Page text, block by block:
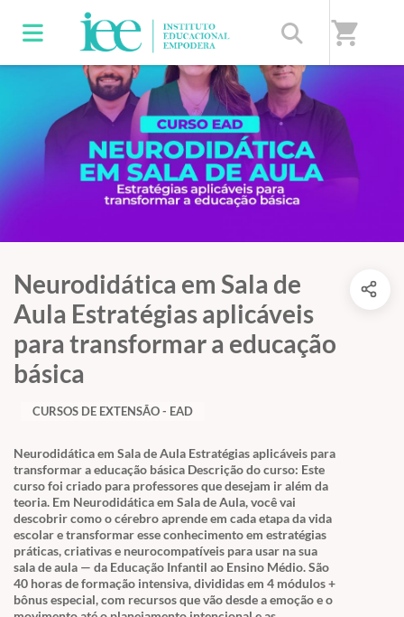
shopping_cart
Neurodidática em Sala de
Aula Estratégias aplicáveis
para transformar a educação
básica
Neurodidática em Sala de Aula Estratégias aplicáveis para
transformar a educação básica Descrição do curso: Este
curso foi criado para professores que desejam ir além da
teoria. Em Neurodidática em Sala de Aula, você vai
descobrir como o cérebro aprende em cada etapa da vida
escolar e transformar esse conhecimento em estratégias
práticas, criativas e neurocompatíveis para usar na sua
sala de aula — da Educação Infantil ao Ensino Médio. São
40 horas de formação intensiva, divididas em 4 módulos +
bônus especial, com recursos que vão desde a emoção e o
CURSOS DE EXTENSÃO - EAD